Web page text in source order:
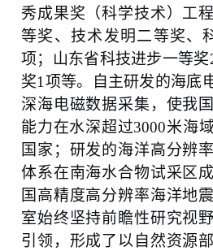
秀成果奖（科学技术）工
等奖、技术发明二等奖、
项；山东省科技进步一等奖
奖1 项等。自主研发的海底
深海电磁数据采集，使我
能力在水深超过3000米海
国家；研发的海洋高分辨
体系在南海水合物试采区
国高精度高分辨率海洋地
室始终坚持前瞻性研究视
引领，形成了以自然资源